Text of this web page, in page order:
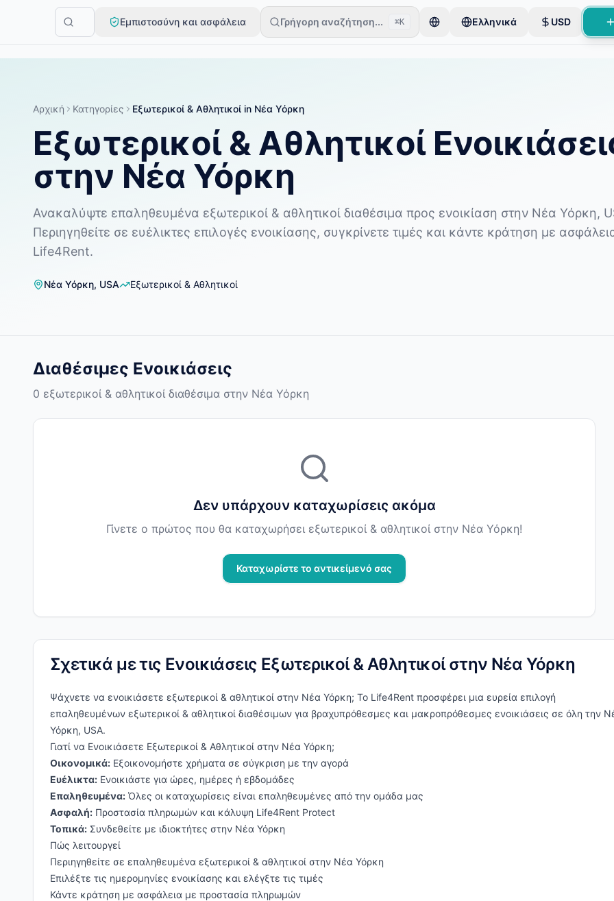
Skip to main content
Εμπιστοσύνη και ασφάλεια Γρήγορη αναζήτηση... ⌘K Ελληνικά USD
Αρχική Κατηγορίες Εξωτερικοί & Αθλητικοί in Νέα Υόρκη
Εξωτερικοί & Αθλητικοί
στην Νέα Υόρκη
Ανακαλύψτε επαληθευμένα εξωτερικοί & αθλητικοί διαθέσιμα προς ενοικίαση στην Νέα Υόρκη,
Περιηγηθείτε σε ευέλικτες επιλογές ενοικίασης, συγκρίνετε τιμές και κάντε κράτηση με
Life4Rent.
Νέα Υόρκη, USA Εξωτερικοί & Αθλητικοί
Διαθέσιμες Ενοικιάσεις
0 εξωτερικοί & αθλητικοί διαθέσιμα στην Νέα Υόρκη
Δεν υπάρχουν καταχωρίσεις ακόμα
Γίνετε ο πρώτος που θα καταχωρήσει εξωτερικοί & αθλητικοί στην Νέα Υόρκη!
Καταχωρίστε το αντικείμενό σας
Σχετικά με τις Ενοικιάσεις Εξωτερικοί & Αθλητικοί στην Νέα Υόρκη
Ψάχνετε να ενοικιάσετε εξωτερικοί & αθλητικοί στην Νέα Υόρκη; Το Life4Rent προσφέρει μια ευρεία επιλογή
επαληθευμένων εξωτερικοί & αθλητικοί διαθέσιμων για βραχυπρόθεσμες και μακροπρόθεσμες ενοικιάσεις σε όλη την
Υόρκη, USA.
Γιατί να Ενοικιάσετε Εξωτερικοί & Αθλητικοί στην Νέα Υόρκη;
Οικονομικά: Εξοικονομήστε χρήματα σε σύγκριση με την αγορά
Ευέλικτα: Ενοικιάστε για ώρες, ημέρες ή εβδομάδες
Επαληθευμένα: Όλες οι καταχωρίσεις είναι επαληθευμένες από την ομάδα μας
Ασφαλή: Προστασία πληρωμών και κάλυψη Life4Rent Protect
Τοπικά: Συνδεθείτε με ιδιοκτήτες στην Νέα Υόρκη
Πώς λειτουργεί
Περιηγηθείτε σε επαληθευμένα εξωτερικοί & αθλητικοί στην Νέα Υόρκη
Επιλέξτε τις ημερομηνίες ενοικίασης και ελέγξτε τις τιμές
Κάντε κράτηση με ασφάλεια με προστασία πληρωμών